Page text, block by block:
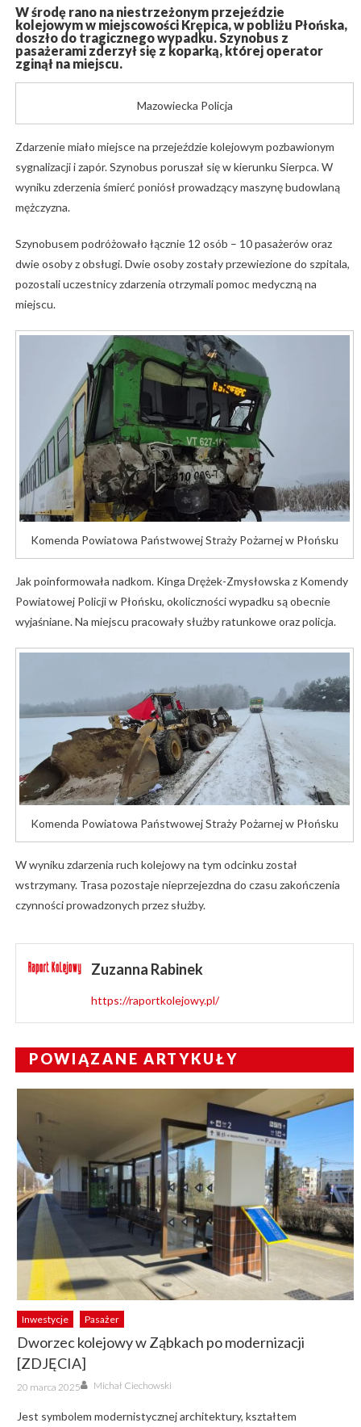
W środę rano na niestrzeżonym przejeździe
kolejowym w miejscowości Krępica, w pobliżu Płońska,
doszło do tragicznego wypadku. Szynobus z
pasażerami zderzył się z koparką, której operator
zginął na miejscu.
Mazowiecka Policja
Zdarzenie miało miejsce na przejeździe kolejowym pozbawionym
sygnalizacji i zapór. Szynobus poruszał się w kierunku Sierpca. W
wyniku zderzenia śmierć poniósł prowadzący maszynę budowlaną
mężczyzna.
Szynobusem podróżowało łącznie 12 osób – 10 pasażerów oraz
dwie osoby z obsługi. Dwie osoby zostały przewiezione do szpitala,
pozostali uczestnicy zdarzenia otrzymali pomoc medyczną na
miejscu.
Komenda Powiatowa Państwowej Straży Pożarnej w Płońsku
Jak poinformowała nadkom. Kinga Drężek-Zmysłowska z Komendy
Powiatowej Policji w Płońsku, okoliczności wypadku są obecnie
wyjaśniane. Na miejscu pracowały służby ratunkowe oraz policja.
Komenda Powiatowa Państwowej Straży Pożarnej w Płońsku
W wyniku zdarzenia ruch kolejowy na tym odcinku został
wstrzymany. Trasa pozostaje nieprzejezdna do czasu zakończenia
czynności prowadzonych przez służby.
Zuzanna Rabinek
https://raportkolejowy.pl/
POWIĄZANE ARTYKUŁY
Inwestycje Pasażer
Dworzec kolejowy w Ząbkach po modernizacji
[ZDJĘCIA]
Posted
on
20 marca 2025 Author
Michał Ciechowski
Jest symbolem modernistycznej architektury, kształtem